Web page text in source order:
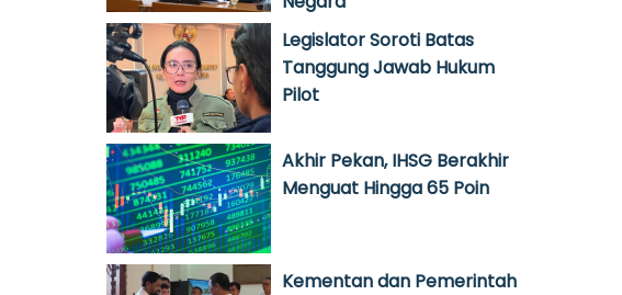
Legislator Soroti Batas
Tanggung Jawab Hukum
Pilot
Akhir Pekan, IHSG Berakhir
Menguat Hingga 65 Poin
Kementan dan Pemerintah